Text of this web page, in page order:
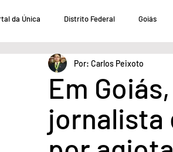
da Única Distrito Federal Goiás
COVID-19 DF COVID-19 Brasil
Crime em Goiás Crimes no DF
Em
jornalista
Por: Carlos Peixoto